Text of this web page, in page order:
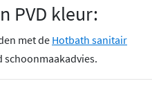
PVD kleur:
met de Hotbath sanitair
schoonmaakadvies.